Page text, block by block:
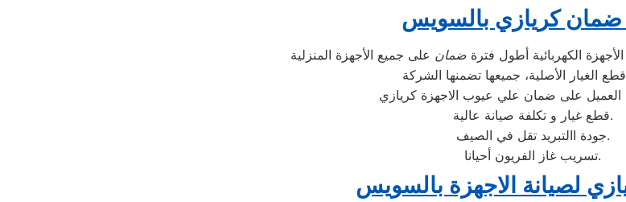
كريازي بالسويس
الكهربائية أطول فترةضمان
الغيار الأصلية، جميعها تضمنها الشركة
على ضمان علي عيوب الاجهزة كريازي
قطع غيار و تكلفة صيانة عالية.
جودة االتبريد تقل في الصيف.
تسريب غاز الفريون أحيانا.
لصيانة الاجهزة بالسويس